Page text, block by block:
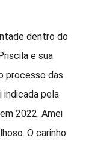
dentro do
e sua
processo das
indicada pela
2022. Amei
O carinho